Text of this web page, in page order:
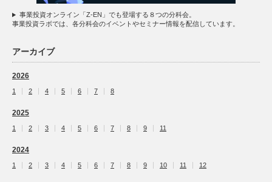
事業投資オンライン「Z-EN」でも登場する８つの分科会。
事業投資ラボでは、各分科会のイベントやセミナー情報を配信しています。
アーカイブ
2026
1 2 4 5 6 7 8
2025
1 2 3 4 5 6 7 8 9 11
2024
1 2 3 4 5 6 7 8 9 10 11 12